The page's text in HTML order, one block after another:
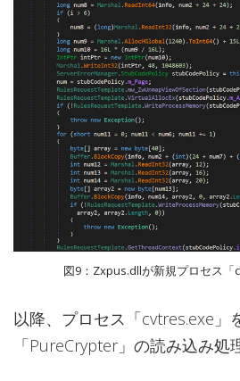
図9：Zxpus.dllが新規プロセス
以降、プロセス「cvtres.exe」
「PureCrypter」の読み込み処